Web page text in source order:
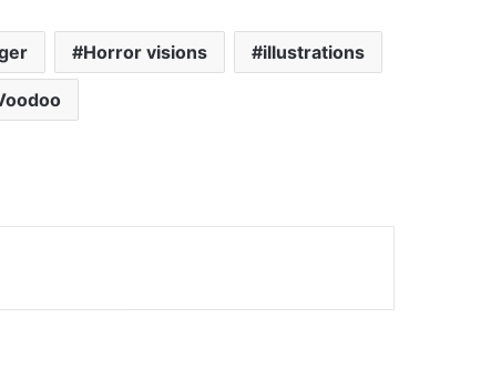
Horror visions illustrations